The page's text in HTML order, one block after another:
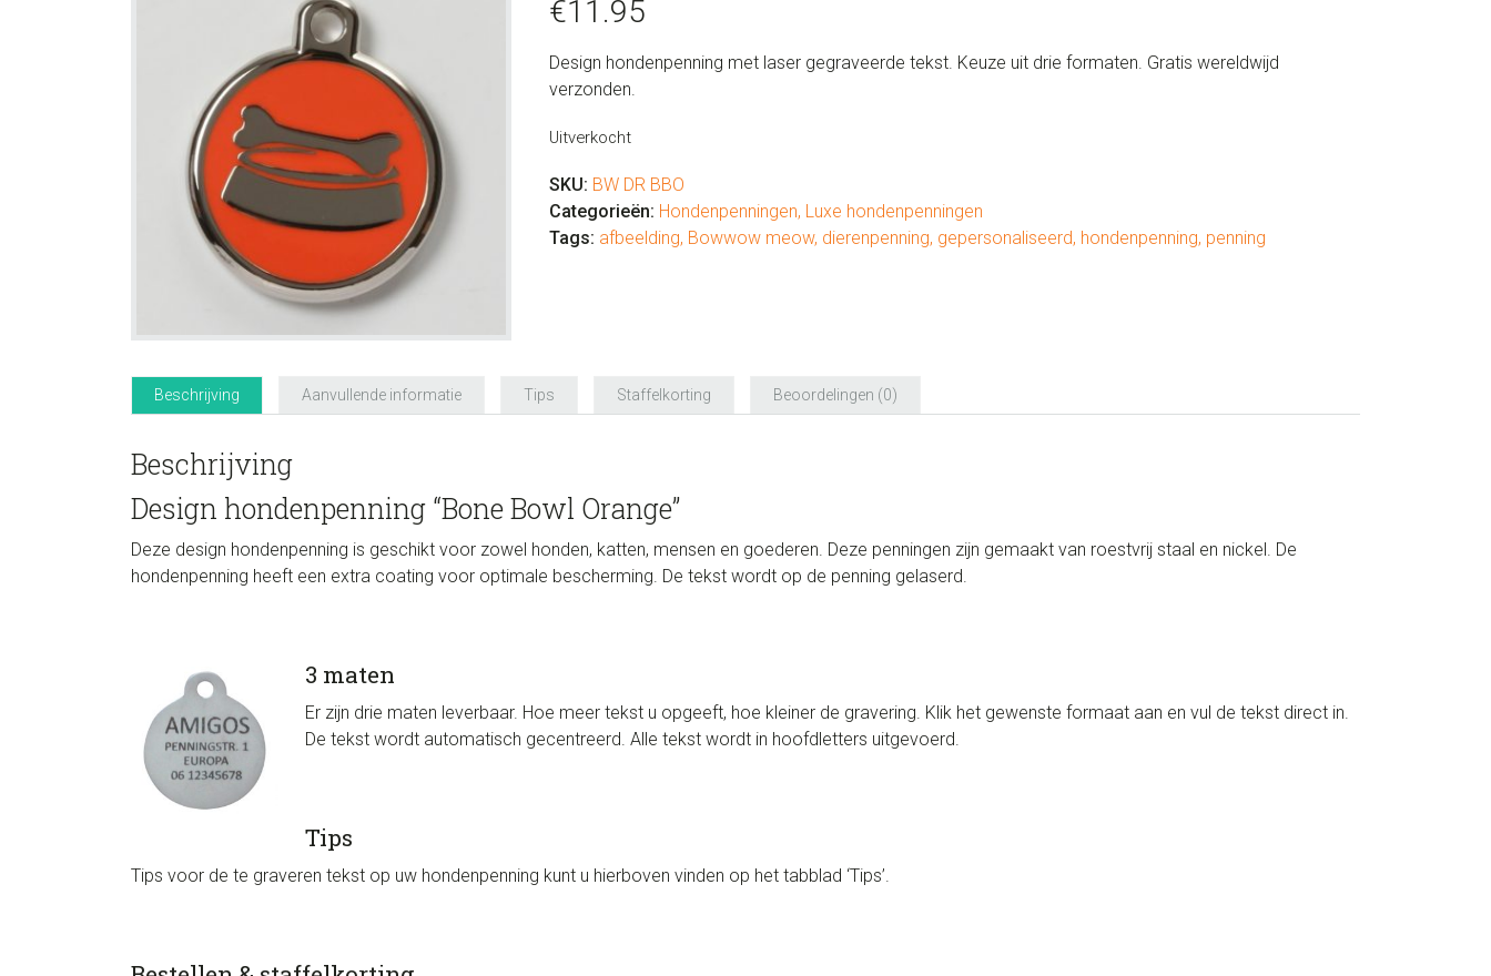
€11.95
Design hondenpenning met laser gegraveerde tekst. Keuze uit drie formaten. Gratis wereldwijd
verzonden.
Uitverkocht
SKU: BW DR BBO
Categorieën: Hondenpenningen, Luxe hondenpenningen
Tags: afbeelding, Bowwow meow, dierenpenning, gepersonaliseerd, hondenpenning, penning
Beschrijving Aanvullende informatie Tips Staffelkorting Beoordelingen (0)
Beschrijving
Design hondenpenning “Bone Bowl Orange”
Deze design hondenpenning is geschikt voor zowel honden, katten, mensen en goederen. Deze penningen zijn gemaakt van roestvrij staal en nickel. De
hondenpenning heeft een extra coating voor optimale bescherming. De tekst wordt op de penning gelaserd.
3 maten
Er zijn drie maten leverbaar. Hoe meer tekst u opgeeft, hoe kleiner de gravering. Klik het gewenste formaat aan en vul de tekst direct in.
De tekst wordt automatisch gecentreerd. Alle tekst wordt in hoofdletters uitgevoerd.
Tips
Tips voor de te graveren tekst op uw hondenpenning kunt u hierboven vinden op het tabblad ‘Tips’.